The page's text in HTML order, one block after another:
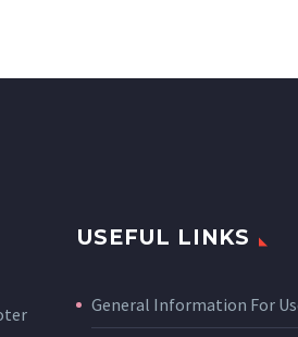
USEFUL LINKS
General Information For